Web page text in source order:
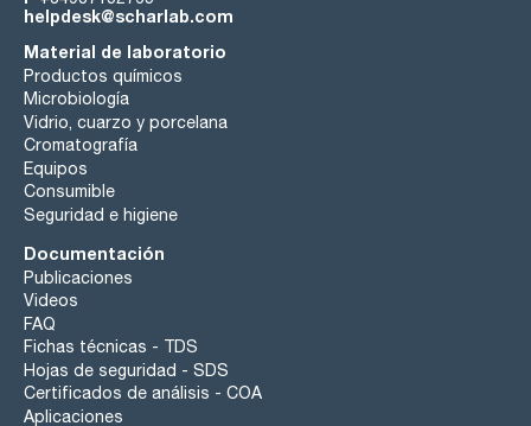
helpdesk@scharlab.com
Material de laboratorio
Productos químicos
Microbiología
Vidrio, cuarzo y porcelana
Cromatografía
Equipos
Consumible
Seguridad e higiene
Documentación
Publicaciones
Videos
FAQ
Fichas técnicas - TDS
Hojas de seguridad - SDS
Certificados de análisis - COA
Aplicaciones